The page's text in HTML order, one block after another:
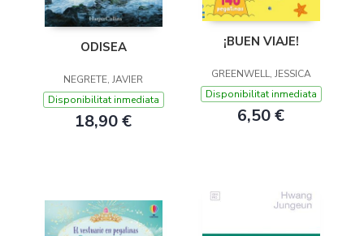
ODISEA
NEGRETE, JAVIER
Disponibilitat inmediata
18,90 €
¡BUEN VIAJE!
GREENWELL, JESSICA
Disponibilitat inmediata
6,50 €